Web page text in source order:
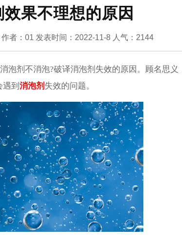
果不理想的原因
作者：01 发表时间：2022-11-8 人气： 2144
剂不消泡?破译消泡剂失效的原因。顾名思义
到 消泡剂 失效的问题。